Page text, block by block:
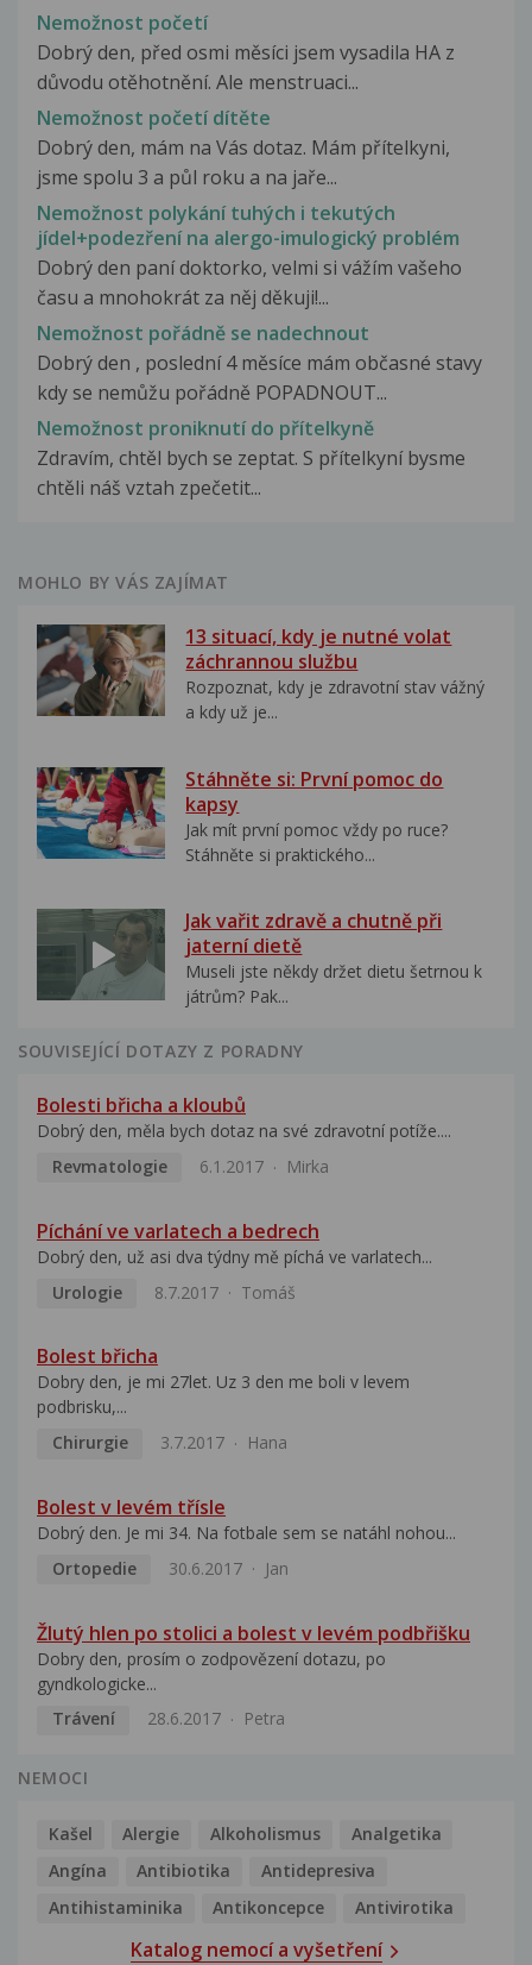
Nemožnost početí
Dobrý den, před osmi měsíci jsem vysadila HA z
důvodu otěhotnění. Ale menstruaci...
Nemožnost početí dítěte
Dobrý den, mám na Vás dotaz. Mám přítelkyni,
jsme spolu 3 a půl roku a na jaře...
Nemožnost polykání tuhých i tekutých
jídel+podezření na alergo-imulogický problém
Dobrý den paní doktorko, velmi si vážím vašeho
času a mnohokrát za něj děkuji!...
Nemožnost pořádně se nadechnout
Dobrý den , poslední 4 měsíce mám občasné stavy
kdy se nemůžu pořádně POPADNOUT...
Nemožnost proniknutí do přítelkyně
Zdravím, chtěl bych se zeptat. S přítelkyní bysme
chtěli náš vztah zpečetit...
MOHLO BY VÁS ZAJÍMAT
13 situací, kdy je nutné volat
záchrannou službu
Rozpoznat, kdy je zdravotní stav vážný
a kdy už je...
Stáhněte si: První pomoc do
kapsy
Jak mít první pomoc vždy po ruce?
Stáhněte si praktického...
Jak vařit zdravě a chutně při
jaterní dietě
Museli jste někdy držet dietu šetrnou k
játrům? Pak...
SOUVISEJÍCÍ DOTAZY Z PORADNY
Bolesti břicha a kloubů
Dobrý den, měla bych dotaz na své zdravotní potíže....
Revmatologie
6.1.2017 Mirka
Píchání ve varlatech a bedrech
Dobrý den, už asi dva týdny mě píchá ve varlatech...
Urologie
8.7.2017 Tomáš
Bolest břicha
Dobry den, je mi 27let. Uz 3 den me boli v levem
podbrisku,...
Chirurgie
3.7.2017 Hana
Bolest v levém třísle
Dobrý den. Je mi 34. Na fotbale sem se natáhl nohou...
Ortopedie
30.6.2017 Jan
Žlutý hlen po stolici a bolest v levém podbřišku
Dobry den, prosím o zodpovězení dotazu, po
gyndkologicke...
Trávení
28.6.2017 Petra
NEMOCI
Kašel Alergie Alkoholismus
Analgetika
Angína
Antibiotika
Antidepresiva
Antihistaminika
Antikoncepce Antivirotika
Katalog nemocí a vyšetření